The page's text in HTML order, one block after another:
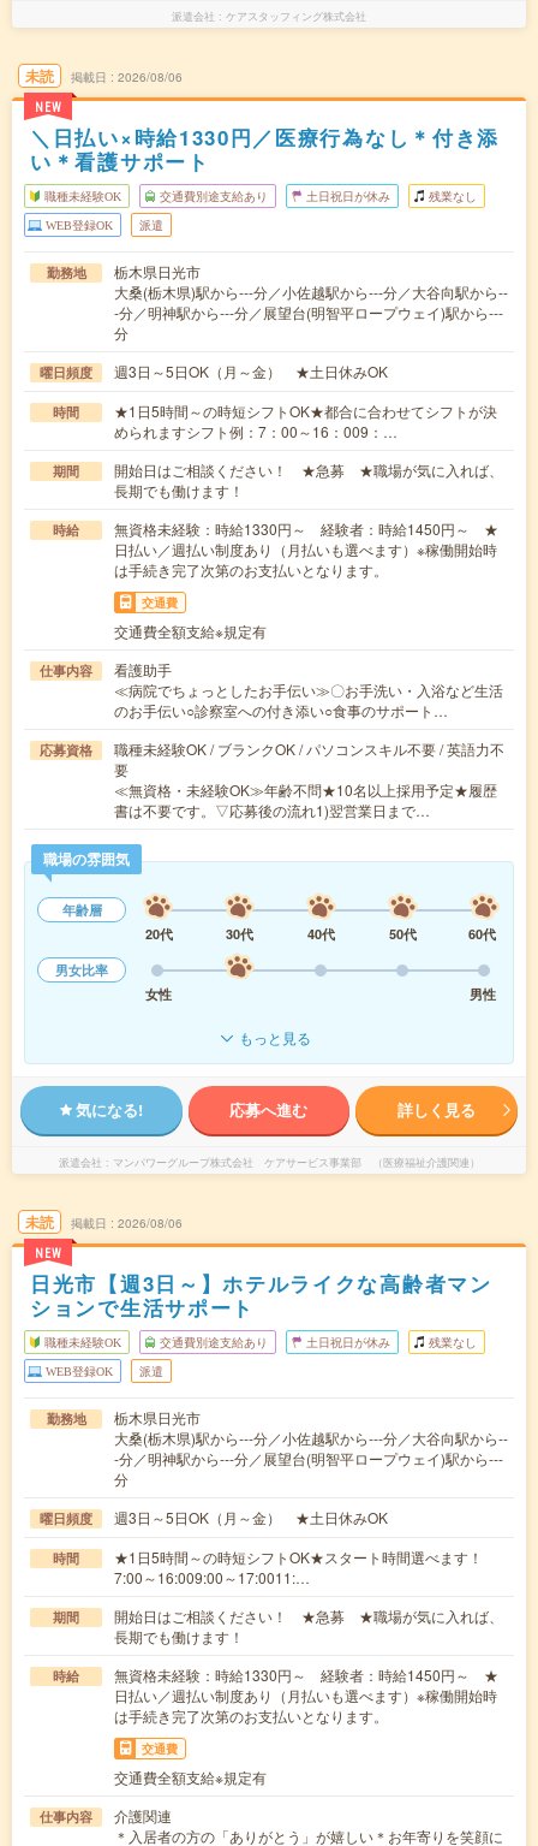
派遣会社 ケアスタッフィング株式会社
未読
NEW
掲載日 2026/08/06
＼日払い×時給1330円／医療行為なし＊付き添
い＊看護サポート
職種未経験OK 交通費別途支給あり 土日祝日が休み 残業なし
WEB登録OK 派遣
勤務地
栃木県日光市
大桑(栃木県)駅から---分／小佐越駅から---分／大谷向駅から--
-分／明神駅から---分／展望台(明智平ロープウェイ)駅から---
分
曜日頻度 週3日～5日OK（月～金） ★土日休みOK
時間
★1日5時間～の時短シフトOK★都合に合わせてシフトが決
められますシフト例：7：00～16：009：…
期間
開始日はご相談ください！ ★急募 ★職場が気に入れば、
長期でも働けます！
時給
無資格未経験：時給1330円～ 経験者：時給1450円～ ★
日払い／週払い制度あり（月払いも選べます）※稼働開始時
は手続き完了次第のお支払いとなります。
交通費
交通費全額支給※規定有
仕事内容
看護助手
≪病院でちょっとしたお手伝い≫〇お手洗い・入浴など生活
のお手伝い○診察室への付き添い○食事のサポート…
応募資格
職種未経験OK / ブランクOK / パソコンスキル不要 / 英語力不
要
≪無資格・未経験OK≫年齢不問★10名以上採用予定★履歴
書は不要です。▽応募後の流れ1)翌営業日まで…
職場の雰囲気
年齢層
20代
30代 40代 50代
60代
男女比率
女性
男性
もっと見る
気になる! 応募へ進む 詳しく見る
派遣会社 マンパワーグループ株式会社 ケアサービス事業部 （医療福祉介護関連）
未読
NEW
掲載日 2026/08/06
日光市【週3日～】ホテルライクな高齢者マン
ションで生活サポート
職種未経験OK 交通費別途支給あり 土日祝日が休み 残業なし
WEB登録OK 派遣
勤務地
栃木県日光市
大桑(栃木県)駅から---分／小佐越駅から---分／大谷向駅から--
-分／明神駅から---分／展望台(明智平ロープウェイ)駅から---
分
曜日頻度 週3日～5日OK（月～金） ★土日休みOK
時間
★1日5時間～の時短シフトOK★スタート時間選べます！
7:00～16:009:00～17:0011:…
期間
開始日はご相談ください！ ★急募 ★職場が気に入れば、
長期でも働けます！
時給
無資格未経験：時給1330円～ 経験者：時給1450円～ ★
日払い／週払い制度あり（月払いも選べます）※稼働開始時
は手続き完了次第のお支払いとなります。
交通費
交通費全額支給※規定有
仕事内容
介護関連
＊入居者の方の「ありがとう」が嬉しい＊お年寄りを笑顔に